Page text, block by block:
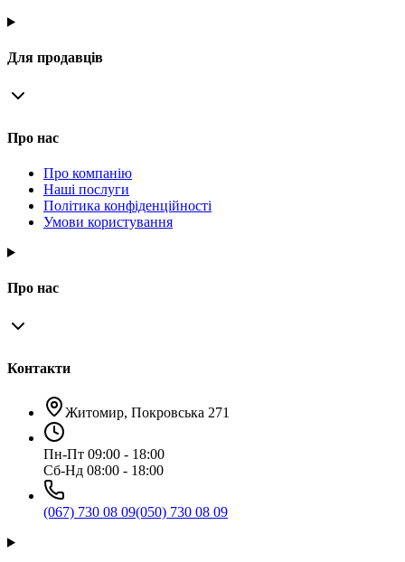
Для продавців
Про нас
Про компанію
Наші послуги
Політика конфіденційності
Умови користування
Про нас
Контакти
Житомир, Покровська 271
Пн-Пт 09:00 - 18:00
Сб-Нд 08:00 - 18:00
(067) 730 08 09(050) 730 08 09